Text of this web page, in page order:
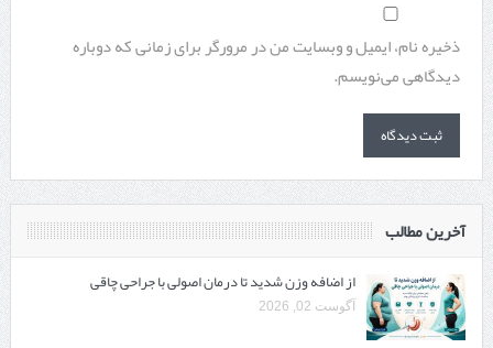
ذخیره نام، ایمیل و وبسایت من در مرورگر برای زمانی که دوباره
دیدگاهی می‌نویسم.
آخرین مطالب
از اضافه وزن شدید تا درمان اصولی با جراحی چاقی
آگوست 02, 2026